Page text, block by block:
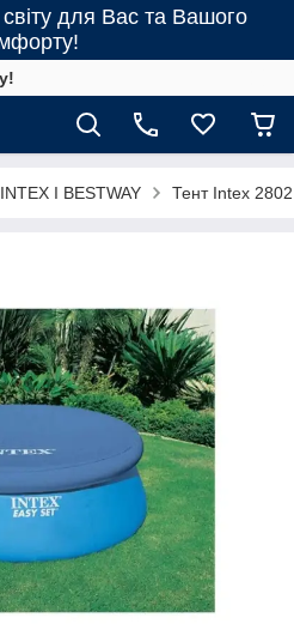
світу для Вас та Вашого
INTEX І BESTWAY Тент Intex